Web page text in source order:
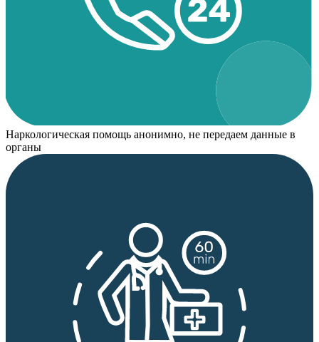
Наркологическая помощь анонимно, не передаем данные в
органы